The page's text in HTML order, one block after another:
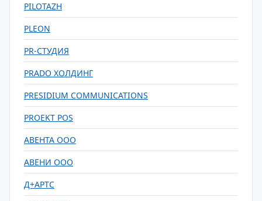
PILOTAZH
PLEON
PR-СТУДИЯ
PRADO ХОЛДИНГ
PRESIDIUM COMMUNICATIONS
PROEKT POS
АВЕНТА ООО
АВЕНИ ООО
Д+АРТС